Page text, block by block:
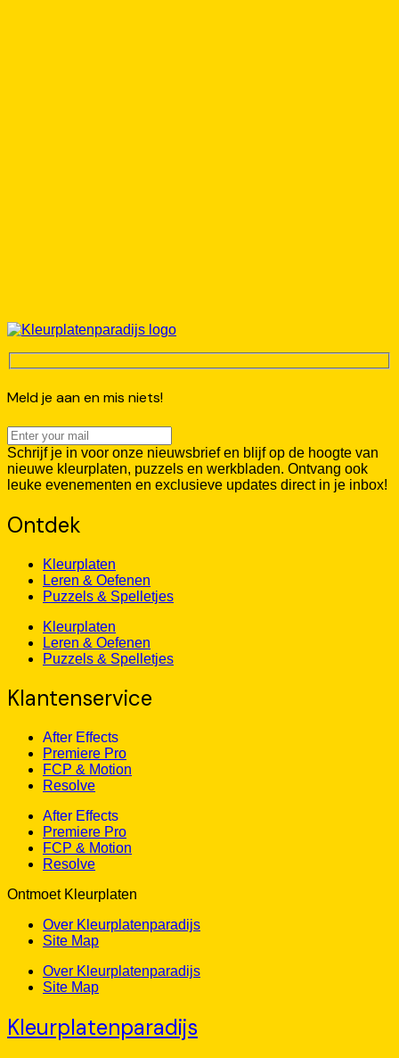
Meld je aan en mis niets!
Schrijf je in voor onze nieuwsbrief en blijf op de hoogte van
nieuwe kleurplaten, puzzels en werkbladen. Ontvang ook
leuke evenementen en exclusieve updates direct in je inbox!
Ontdek
Kleurplaten
Leren & Oefenen
Puzzels & Spelletjes
Kleurplaten
Leren & Oefenen
Puzzels & Spelletjes
Klantenservice
After Effects
Premiere Pro
FCP & Motion
Resolve
After Effects
Premiere Pro
FCP & Motion
Resolve
Ontmoet Kleurplaten
Over Kleurplatenparadijs
Site Map
Over Kleurplatenparadijs
Site Map
Kleurplatenparadijs